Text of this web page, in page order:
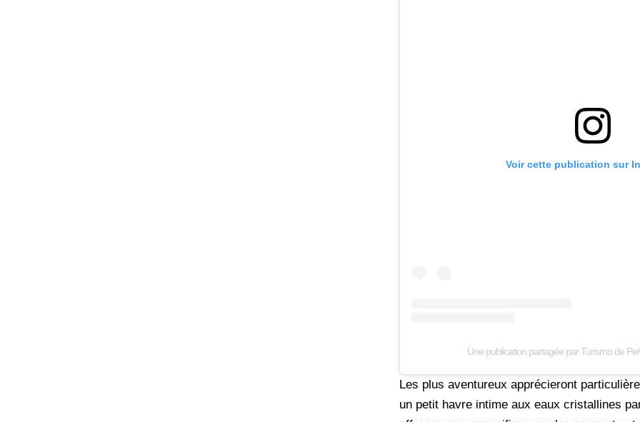
Voir cette publication sur
Une publication partagée par Turismo de
Les plus aventureux apprécieront
un petit havre intime aux eaux cristallines